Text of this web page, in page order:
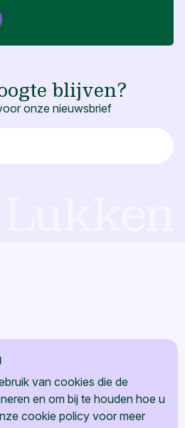
blijven?
onze nieuwsbrief
van cookies die de
en om bij te houden hoe u
cookie policy voor meer